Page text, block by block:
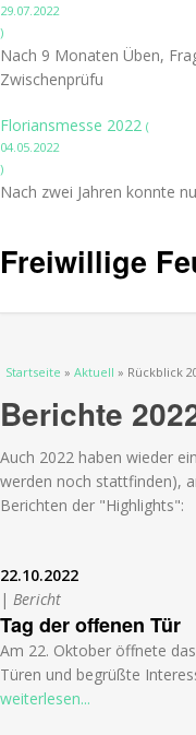
29.07.2022
)
Nach 9 Monaten Üben,
Zwischenprüfu
Floriansmesse 2022 (
04.05.2022
)
Nach zwei Jahren konnte
Freiwillige
Sie sind hier
Startseite » Aktuell » Rückblick
Berichte
Auch 2022 haben wieder
werden noch stattfinden),
Berichten der "Highlights":
22.10.2022
| Bericht
Tag der offenen Tür
Am 22. Oktober öffnete
Türen und begrüßte
weiterlesen...